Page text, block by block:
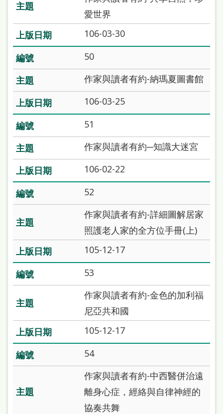
本
隱
私
權
及
網
站
安
政
策
政
府
網
站
資
料
開
放
宣
告
作
愛世界
106-03-30
50
作家與讀者有約-納瑪夏圖書館
106-03-25
51
作家與讀者有約─知識大迷宮
106-02-22
52
作家與讀者有約-詳細圖解居家
照護老人家的全方位手冊(上)
105-12-17
53
作家與讀者有約-金色的加利福
尼亞共和國
105-12-17
54
作家與讀者有約-中西醫併治遠
離身心症，經絡與自律神經的
協奏共舞